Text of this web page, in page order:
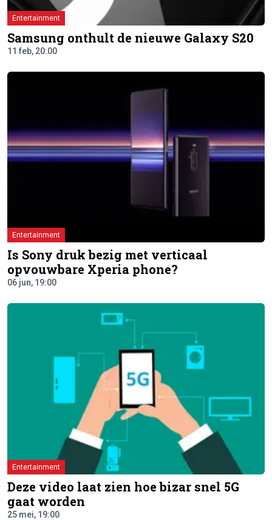
Entertainment
Samsung onthult de nieuwe Galaxy S20
11 feb, 20:00
Entertainment
Is Sony druk bezig met verticaal
opvouwbare Xperia phone?
06 jun, 19:00
Entertainment
Deze video laat zien hoe bizar snel 5G
gaat worden
25 mei, 19:00